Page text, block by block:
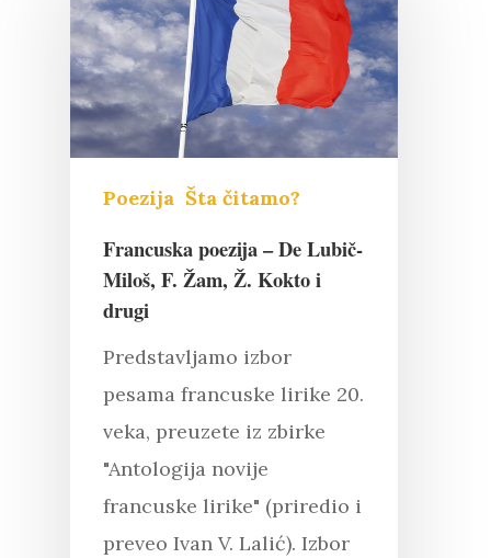
Poezija Šta čitamo?
Francuska poezija – De Lubič-
Miloš, F. Žam, Ž. Kokto i
drugi
Predstavljamo izbor
pesama francuske lirike 20.
veka, preuzete iz zbirke
"Antologija novije
francuske lirike" (priredio i
preveo Ivan V. Lalić). Izbor